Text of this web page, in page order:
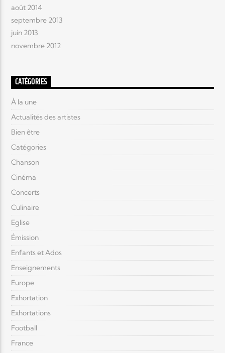
août 2014
septembre 2013
juin 2013
novembre 2012
CATÉGORIES
À la une
Actualités des artistes
Bien être
Catégories
Chanson
Cinéma
Concerts
Culinaire
Eglise
Émission
Enfants et Ados
Enseignements
Europe
Exhortation
Exhortations
Football
France